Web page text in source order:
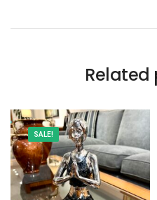
Related
SALE!